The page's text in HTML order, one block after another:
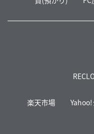
楽天市場